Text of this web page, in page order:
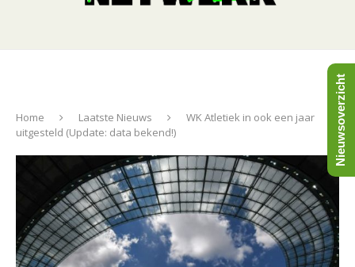
Home Laatste Nieuws
WK Atletiek in ook een jaar
uitgesteld (Update: data bekend!)
Nieuwsoverzicht